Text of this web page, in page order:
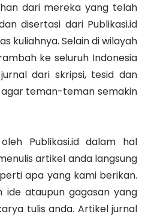
dari mereka yang telah
disertasi dari Publikasi.id
kuliahnya. Selain di wilayah
ke seluruh Indonesia
dari skripsi, tesid dan
agar teman-teman semakin
Publikasi.id dalam hal
artikel anda langsung
apa yang kami berikan.
ataupun gagasan yang
tulis anda. Artikel jurnal